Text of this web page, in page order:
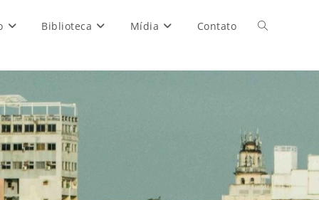
Biblioteca Mídia Contato